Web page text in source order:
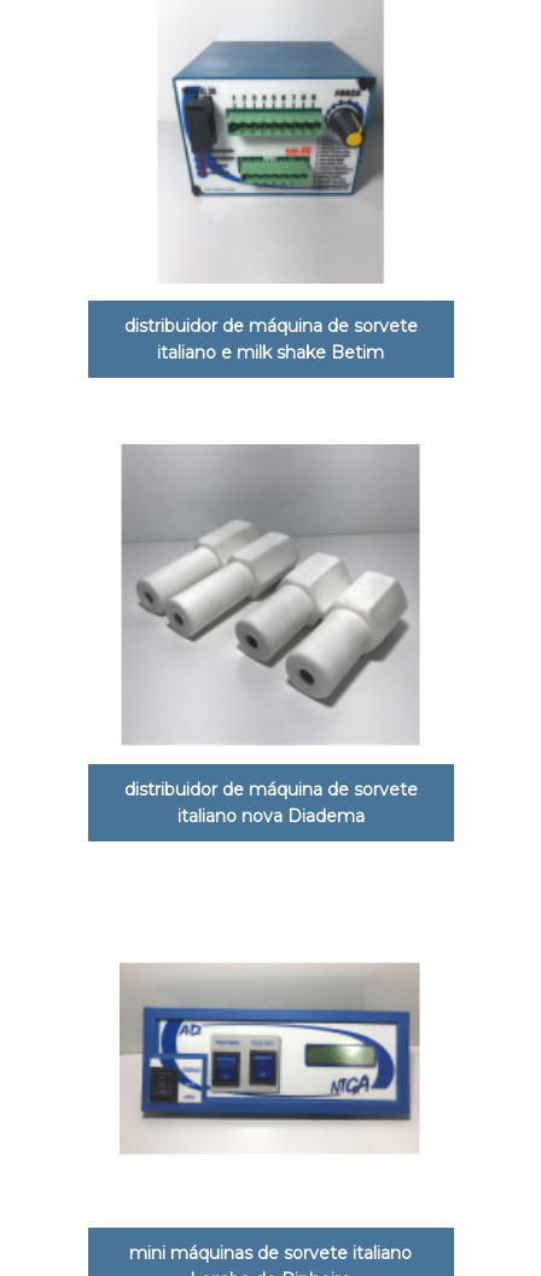
distribuidor de máquina de sorvete
italiano e milk shake Betim
distribuidor de máquina de sorvete
italiano nova Diadema
mini máquinas de sorvete italiano